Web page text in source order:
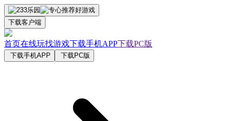
下载客户端
首页在线玩找游戏下载手机APP下载PC版
下载手机APP 下载PC版